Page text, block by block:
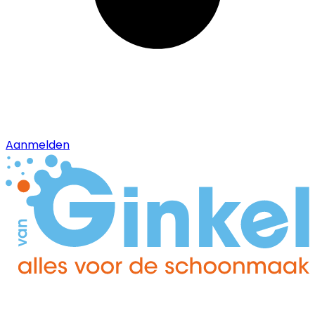
Aanmelden